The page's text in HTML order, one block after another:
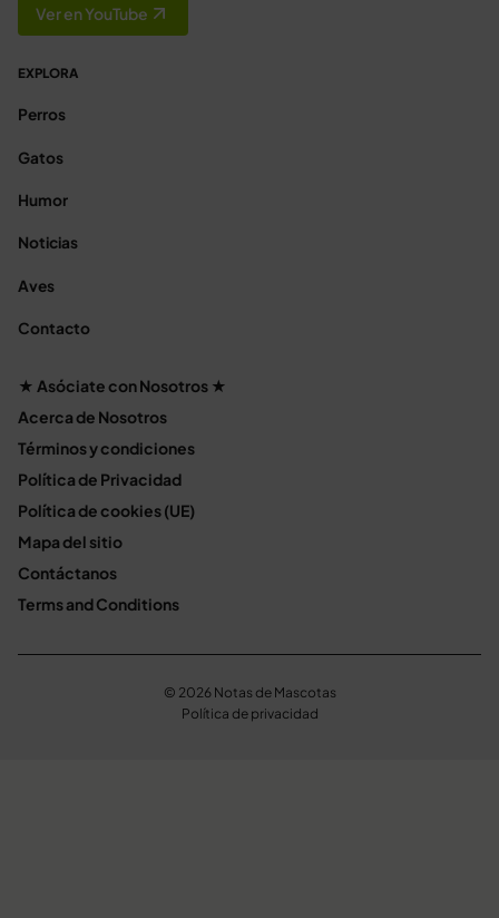
Ver en YouTube
EXPLORA
Perros
Gatos
Humor
Noticias
Aves
Contacto
★ Asóciate con Nosotros ★
Acerca de Nosotros
Términos y condiciones
Política de Privacidad
Política de cookies (UE)
Mapa del sitio
Contáctanos
Terms and Conditions
© 2026 Notas de Mascotas
Política de privacidad